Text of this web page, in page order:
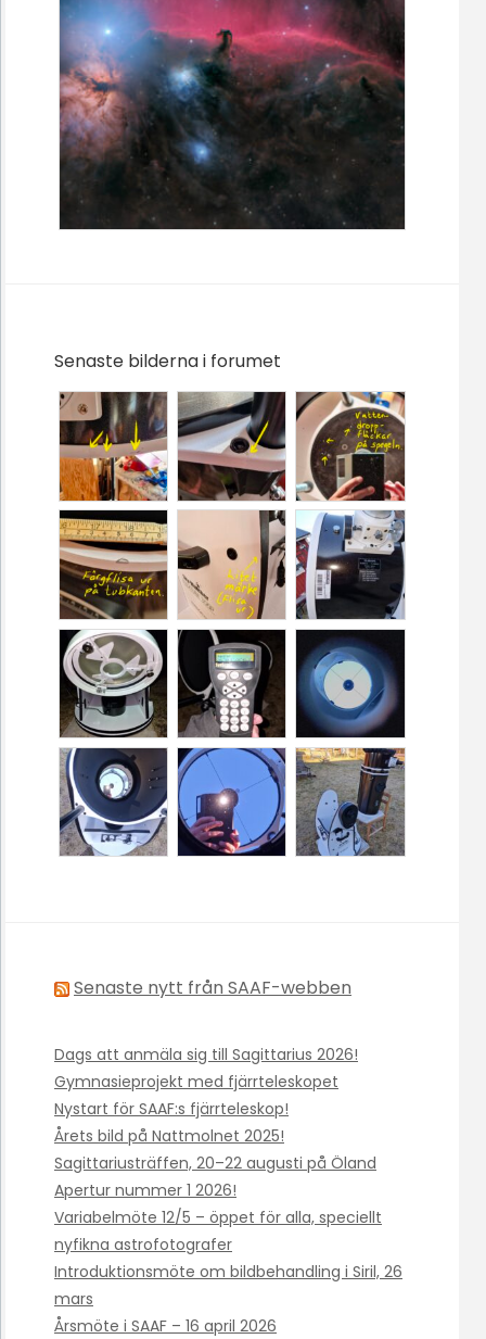
Senaste bilderna i forumet
Senaste nytt från SAAF-webben
Dags att anmäla sig till Sagittarius 2026!
Gymnasieprojekt med fjärrteleskopet
Nystart för SAAF:s fjärrteleskop!
Årets bild på Nattmolnet 2025!
Sagittariusträffen, 20–22 augusti på Öland
Apertur nummer 1 2026!
Variabelmöte 12/5 – öppet för alla, speciellt
nyfikna astrofotografer
Introduktionsmöte om bildbehandling i Siril, 26
mars
Årsmöte i SAAF – 16 april 2026